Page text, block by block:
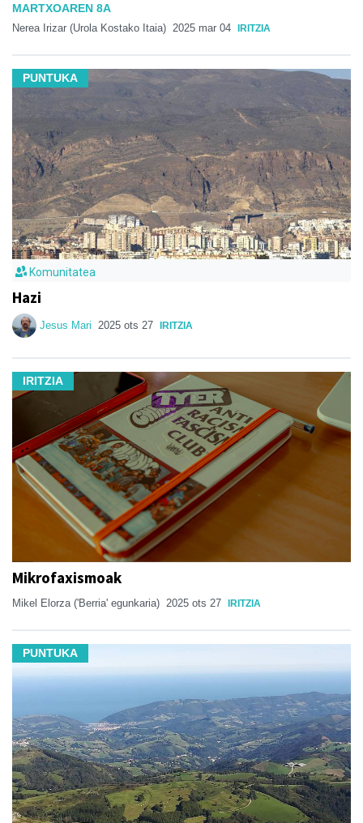
MARTXOAREN 8A
Nerea Irizar (Urola Kostako Itaia) 2025 mar 04 IRITZIA
PUNTUKA
Komunitatea
Hazi
Jesus Mari 2025 ots 27 IRITZIA
IRITZIA
Mikrofaxismoak
Mikel Elorza ('Berria' egunkaria) 2025 ots 27 IRITZIA
PUNTUKA